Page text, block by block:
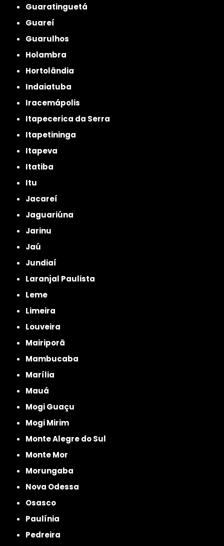
Guaratinguetá
Guareí
Guarulhos
Holambra
Hortolândia
Indaiatuba
Iracemápolis
Itapecerica da Serra
Itapetininga
Itapeva
Itatiba
Itu
Jacareí
Jaguariúna
Jarinu
Jaú
Jundiaí
Laranjal Paulista
Leme
Limeira
Louveira
Mairiporã
Mambucaba
Marília
Mauá
Mogi Guaçu
Mogi Mirim
Monte Alegre do Sul
Monte Mor
Morungaba
Nova Odessa
Osasco
Paulínia
Pedreira